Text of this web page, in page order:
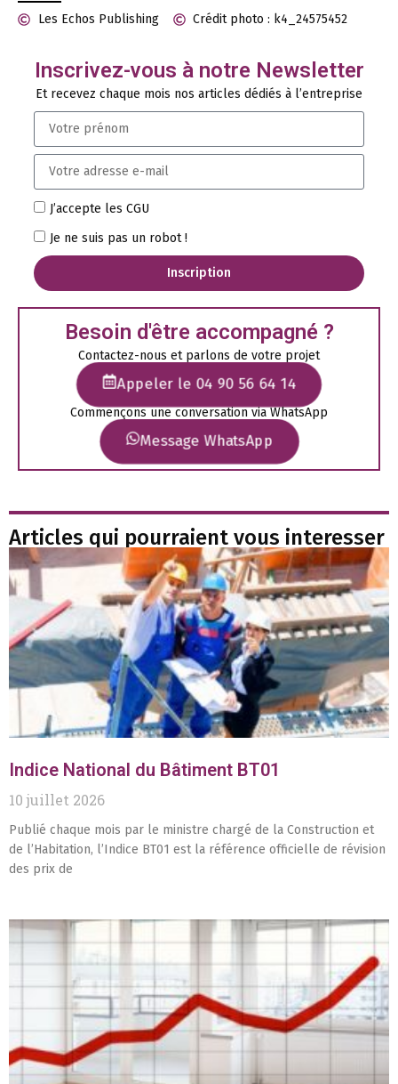
Les Echos Publishing Crédit photo : k4_24575452
Inscrivez-vous à notre Newsletter
Et recevez chaque mois nos articles dédiés à l’entreprise
J’accepte les CGU
Je ne suis pas un robot !
Inscription
Besoin d'être accompagné ?
Contactez-nous et parlons de votre projet
Appeler le 04 90 56 64 14
Commençons une conversation via WhatsApp
Message WhatsApp
Articles qui pourraient vous interesser
Indice National du Bâtiment BT01
10 juillet 2026
Publié chaque mois par le ministre chargé de la Construction et
de l’Habitation, l’Indice BT01 est la référence officielle de révision
des prix de